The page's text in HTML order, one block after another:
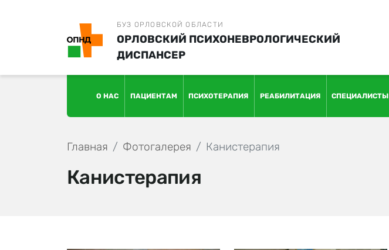
БУЗ ОРЛОВСКОЙ ОБЛАСТИ
ОРЛОВСКИЙ ПСИХОНЕВРОЛОГИЧЕСКИЙ
ДИСПАНСЕР
О НАС ПАЦИЕНТАМ ПСИХОТЕРАПИЯ РЕАБИЛИТАЦИЯ СПЕЦИАЛИСТЫ
Главная Фотогалерея Канистерапия
Канистерапия